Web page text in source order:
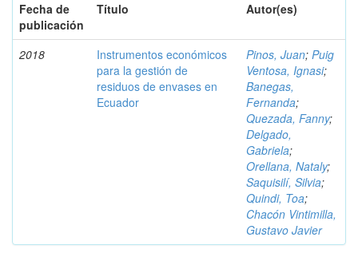
Fecha de
publicación
Título Autor(es)
2018
Instrumentos económicos
para la gestión de
residuos de envases en
Ecuador
Pinos, Juan; Puig
Ventosa, Ignasi;
Banegas,
Fernanda;
Quezada, Fanny;
Delgado,
Gabriela;
Orellana, Nataly;
Saquisilí, Silvia;
Quindi, Toa;
Chacón Vintimilla,
Gustavo Javier